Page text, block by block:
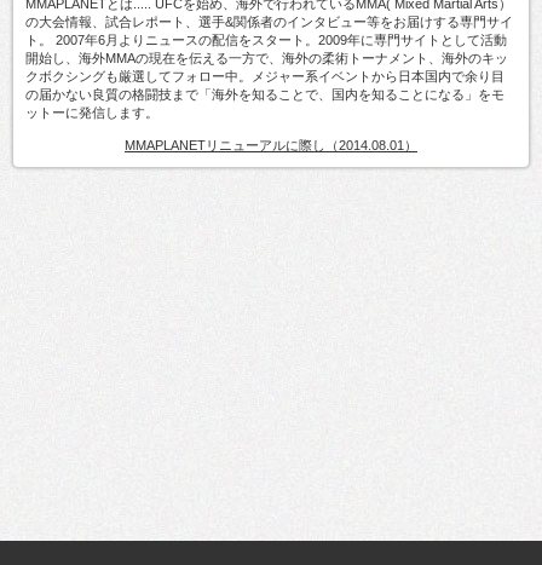
MMAPLANETとは..... UFCを始め、海外で行われているMMA( Mixed Martial Arts）
の大会情報、試合レポート、選手&関係者のインタビュー等をお届けする専門サイ
ト。 2007年6月よりニュースの配信をスタート。2009年に専門サイトとして活動
開始し、海外MMAの現在を伝える一方で、海外の柔術トーナメント、海外のキッ
クボクシングも厳選してフォロー中。メジャー系イベントから日本国内で余り目
の届かない良質の格闘技まで「海外を知ることで、国内を知ることになる」をモ
ットーに発信します。
MMAPLANETリニューアルに際し（2014.08.01）